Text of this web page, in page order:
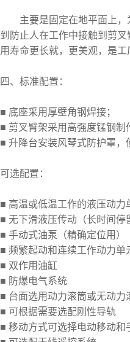
主要是固定在地平面上
到防止人在工作中接触到剪
用寿命更长就，更美观，是工
四、 标准配置 ：
■ 底座采用厚壁角钢焊接；
■ 剪叉臂架采用高强度锰钢制
■ 升降台安装风琴式防护罩
可选配置 ：
■ 高温或低温工作的液压动力
■ 无下滑液压传动（长时间停
■ 手动式油泵（精确定位用）
■ 频繁起动和连续工作动力单
■ 双作用油缸
■ 防爆电气系统
■ 台面选用动力滚筒或无动力
■ 可根据需要选配刚性导轨
■ 移动方式可选择电动移动和